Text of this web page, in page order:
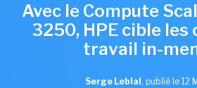
Avec le Compute
3250, HPE cible les
travail in-
Serge Leblal , publié le 12